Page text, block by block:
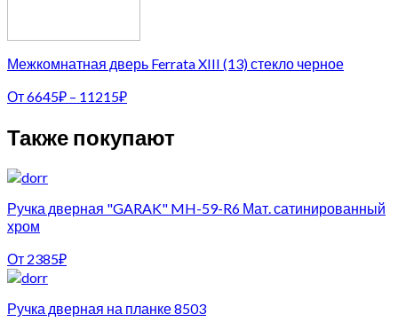
Межкомнатная дверь Ferrata XIII (13) стекло черное
От6645₽ – 11215₽
Также покупают
Ручка дверная "GARAK" MH-59-R6 Мат. сатинированный
хром
От 2385₽
Ручка дверная на планке 8503